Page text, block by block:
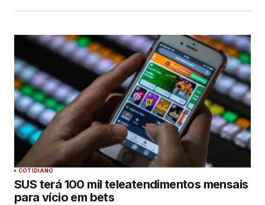
COTIDIANO
SUS terá 100 mil teleatendimentos mensais
para vício em bets